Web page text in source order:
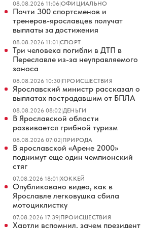
08.08.2026 11:06|ОФИЦИАЛЬНО
Почти 300 спортсменов и
тренеров-ярославцев получат
выплаты за достижения
08.08.2026 11:01|СПОРТ
Три человека погибли в ДТП в
Переславле из-за неуправляемого
заноса
08.08.2026 10:30|ПРОИСШЕСТВИЯ
Ярославский министр рассказал о
выплатах пострадавшим от БПЛА
08.08.2026 08:02|ДЕНЬГИ
В Ярославской области
развивается грибной туризм
08.08.2026 07:02|ПРИРОДА
В ярославской «Арене 2000»
поднимут еще один чемпионский
стяг
07.08.2026 18:01|ХОККЕЙ
Опубликовано видео, как в
Ярославле легковушка сбила
мотоциклистку
07.08.2026 17:39|ПРОИСШЕСТВИЯ
Хартли вспомнил, зачем президент